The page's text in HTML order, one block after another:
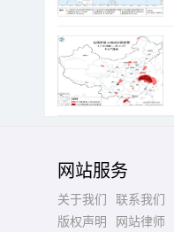
网站服务
关于我们 联系我们
版权声明
网站律师